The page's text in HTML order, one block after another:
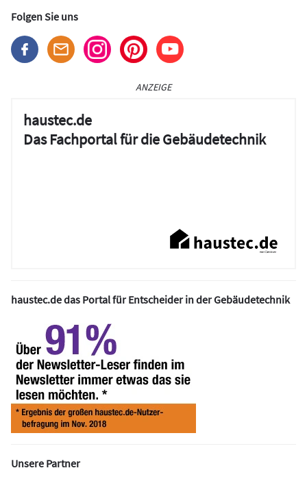
Folgen Sie uns
ANZEIGE
haustec.de
Das Fachportal für die Gebäudetechnik
haustec.de das Portal für Entscheider in der Gebäudetechnik
Unsere Partner